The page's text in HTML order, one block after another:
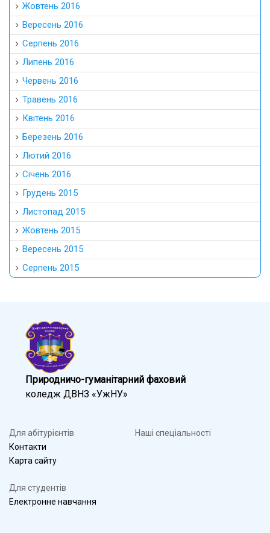
Жовтень 2016
Вересень 2016
Серпень 2016
Липень 2016
Червень 2016
Травень 2016
Квітень 2016
Березень 2016
Лютий 2016
Січень 2016
Грудень 2015
Листопад 2015
Жовтень 2015
Вересень 2015
Серпень 2015
Природничо-гуманітарний фаховий
коледж ДВНЗ «УжНУ»
Для абітурієнтів
Контакти
Карта сайту
Наші спеціальності
Для студентів
Електронне навчання